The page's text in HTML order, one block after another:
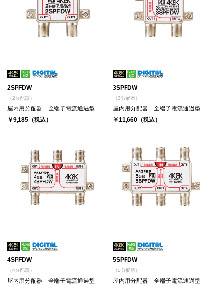
2SPFDW
（2分配器）
屋内用分配器 全端子電流通過型
￥9,185（税込）
3SPFDW
（3分配器）
屋内用分配器 全端子電流通過型
￥11,660（税込）
4SPFDW
（4分配器）
屋内用分配器 全端子電流通過型
5SPFDW
（5分配器）
屋内用分配器 全端子電流通過型